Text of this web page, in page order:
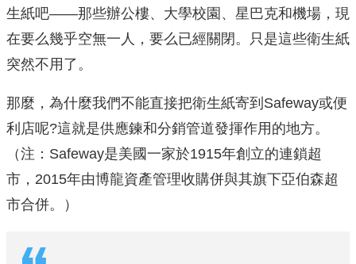
生紙吧——那些辦公樓、大學校園、星巴克和機場，現
在要么幾乎空無一人，要么已經關閉。只是這些衛生紙
突然不用了。
那麼，為什麼我們不能直接把衛生紙寄到Safeway或便
利店呢?這就是供應鍊和分銷管道發揮作用的地方。
（注：Safeway是美國一家於1915年創立的連鎖超
市，2015年由博龍資產管理收購併與其旗下亞伯森超
市合併。）